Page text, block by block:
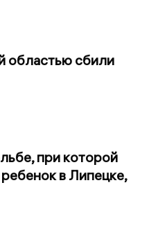
областью сбили
при которой
в Липецке,